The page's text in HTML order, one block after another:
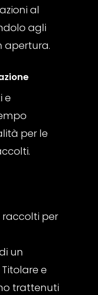
al
agli
apertura.
e
per le
raccolti per
un
e
trattenuti